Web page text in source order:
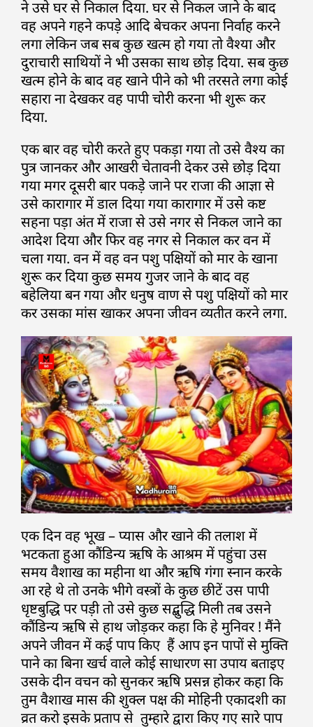
ने उसे घर से निकाल दिया. घर से निकल जाने के बाद
वह अपने गहने कपड़े आदि बेचकर अपना निर्वाह करने
लगा लेकिन जब सब कुछ खत्म हो गया तो वैश्या और
दुराचारी साथियों ने भी उसका साथ छोड़ दिया. सब कुछ
खत्म होने के बाद वह खाने पीने को भी तरसते लगा कोई
सहारा ना देखकर वह पापी चोरी करना भी शुरू कर
दिया.
एक बार वह चोरी करते हुए पकड़ा गया तो उसे वैश्य का
पुत्र जानकर और आखरी चेतावनी देकर उसे छोड़ दिया
गया मगर दूसरी बार पकड़े जाने पर राजा की आज्ञा से
उसे कारागार में डाल दिया गया कारागार में उसे कष्ट
सहना पड़ा अंत में राजा से उसे नगर से निकल जाने का
आदेश दिया और फिर वह नगर से निकाल कर वन में
चला गया. वन में वह वन पशु पक्षियों को मार के खाना
शुरू कर दिया कुछ समय गुजर जाने के बाद वह
बहेलिया बन गया और धनुष वाण से पशु पक्षियों को मार
कर उसका मांस खाकर अपना जीवन व्यतीत करने लगा.
एक दिन वह भूख – प्यास और खाने की तलाश में
भटकता हुआ कौंडिन्य ऋषि के आश्रम में पहुंचा उस
समय वैशाख का महीना था और ऋषि गंगा स्नान करके
आ रहे थे तो उनके भीगे वस्त्रों के कुछ छीटें उस पापी
धृष्टबुद्धि पर पड़ी तो उसे कुछ सद्बुद्धि मिली तब उसने
कौंडिन्य ऋषि से हाथ जोड़कर कहा कि हे मुनिवर ! मैंने
अपने जीवन में कई पाप किए हैं आप इन पापों से मुक्ति
पाने का बिना खर्च वाले कोई साधारण सा उपाय बताइए
उसके दीन वचन को सुनकर ऋषि प्रसन्न होकर कहा कि
तुम वैशाख मास की शुक्ल पक्ष की मोहिनी एकादशी का
व्रत करो इसके प्रताप से तुम्हारे द्वारा किए गए सारे पाप